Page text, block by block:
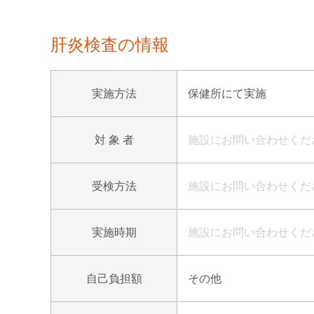
肝炎検査の情報
実施方法 保健所にて実施
対 象 者 施設にお問い合わせくだ
受検方法 施設にお問い合わせくだ
実施時期 施設にお問い合わせくだ
自己負担額 その他